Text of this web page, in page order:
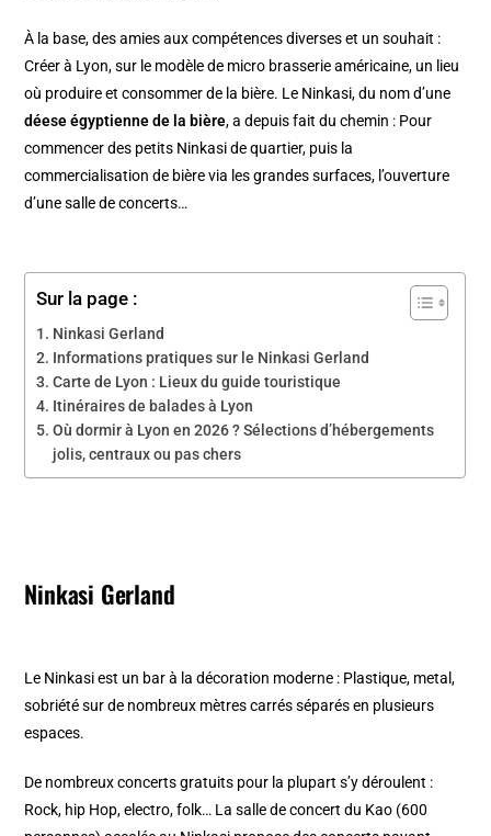
À la base, des amies aux compétences diverses et un souhait :
Créer à Lyon, sur le modèle de micro brasserie américaine, un lieu
où produire et consommer de la bière. Le Ninkasi, du nom d’une
déese égyptienne de la bière, a depuis fait du chemin : Pour
commencer des petits Ninkasi de quartier, puis la
commercialisation de bière via les grandes surfaces, l’ouverture
d’une salle de concerts…
Sur la page :
Ninkasi Gerland
Informations pratiques sur le Ninkasi Gerland
Carte de Lyon : Lieux du guide touristique
Itinéraires de balades à Lyon
Où dormir à Lyon en 2026 ? Sélections d’hébergements
jolis, centraux ou pas chers
Ninkasi Gerland
Le Ninkasi est un bar à la décoration moderne : Plastique, metal,
sobriété sur de nombreux mètres carrés séparés en plusieurs
espaces.
De nombreux concerts gratuits pour la plupart s’y déroulent :
Rock, hip Hop, electro, folk… La salle de concert du Kao (600